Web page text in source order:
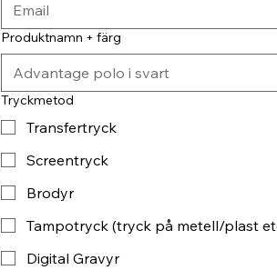
Produktnamn + färg
Tryckmetod
Transfertryck
Screentryck
Brodyr
Tampotryck (tryck på metell/plast
Digital Gravyr